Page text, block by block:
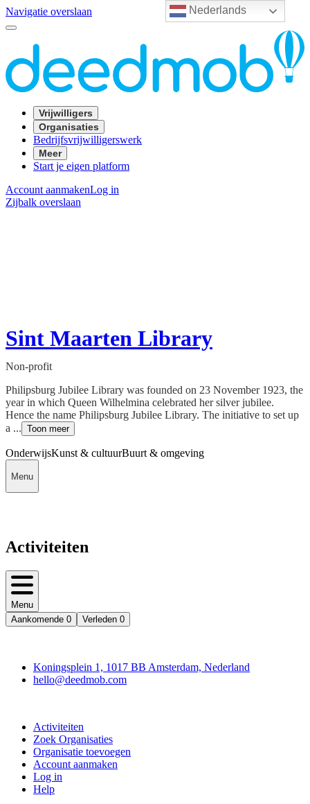
Nederlands
Navigatie overslaan
Vrijwilligers
Organisaties
Bedrijfsvrijwilligerswerk
Meer
Start je eigen platform
Account aanmakenLog in
Zijbalk overslaan
Sint Maarten Library
Non-profit
Philipsburg Jubilee Library was founded on 23 November 1923, the
year in which Queen Wilhelmina celebrated her silver jubilee.
Hence the name Philipsburg Jubilee Library. The initiative to set up
a ... Toon meer
OnderwijsKunst & cultuurBuurt & omgeving
Menu
Activiteiten
Menu
Aankomende 0 Verleden 0
Koningsplein 1, 1017 BB Amsterdam, Nederland
hello@deedmob.com
Activiteiten
Zoek Organisaties
Organisatie toevoegen
Account aanmaken
Log in
Help